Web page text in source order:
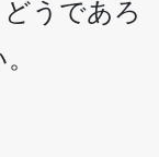
うであろ